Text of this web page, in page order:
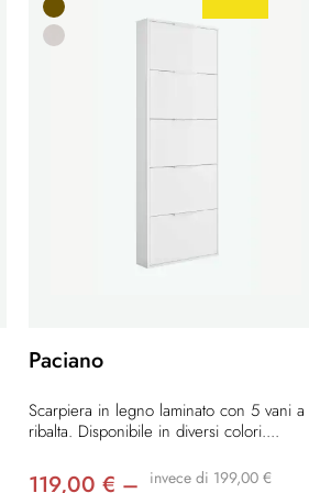
Paciano
Scarpiera in legno laminato con 5 vani a
ribalta. Disponibile in diversi colori....
119,00 € – invece di 199,00 €